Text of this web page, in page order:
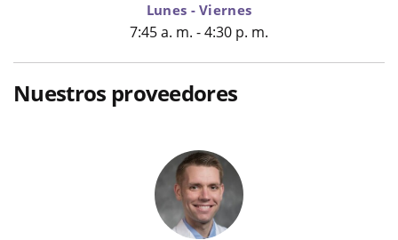
Lunes - Viernes
7:45 a. m. - 4:30 p. m.
Nuestros proveedores